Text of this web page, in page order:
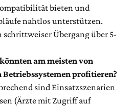
bieten und
nahtlos unterstützen.
schrittweiser Übergang über 5-
am meisten von
Betriebssystemen profitieren?
sind Einsatzszenarien
(Ärzte mit Zugriff auf